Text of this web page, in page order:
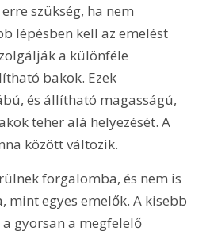
szükség, ha nem
lépésben kell az emelést
a különféle
bakok. Ezek
és állítható magasságú,
teher alá helyezését. A
között változik.
forgalomba, és nem is
mint egyes emelők. A kisebb
gyorsan a megfelelő